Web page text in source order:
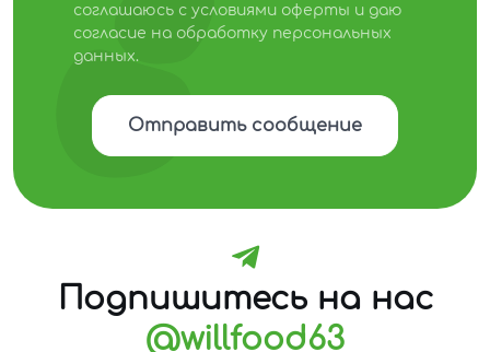
соглашаюсь с условиями оферты и даю
согласие на обработку персональных
данных.
Отправить сообщение
Подпишитесь на нас
@willfood63